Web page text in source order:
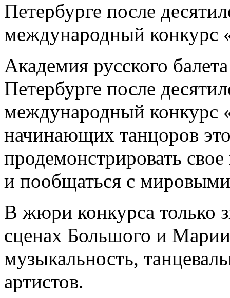
Петербурге после
международный конкурс
Академия русского
Петербурге после
международный конкурс
начинающих танцоров
продемонстрировать
и пообщаться с мировыми
В жюри конкурса только
сценах Большого и
музыкальность,
артистов.